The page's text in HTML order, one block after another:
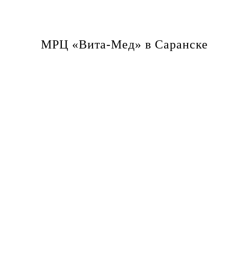
МРЦ «Вита-Мед» в Саранске